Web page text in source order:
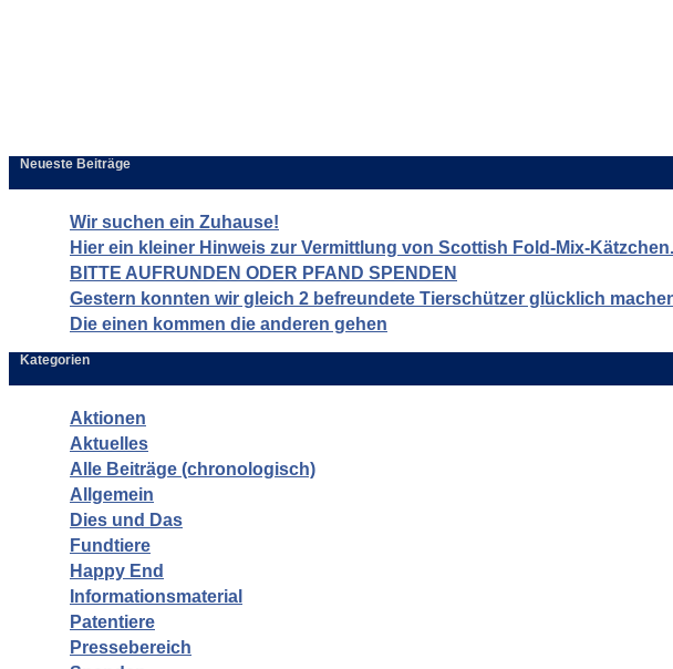
Neueste Beiträge
Wir suchen ein Zuhause!
Hier ein kleiner Hinweis zur Vermittlung von Scottish Fold-Mix-Kätzchen.
BITTE AUFRUNDEN ODER PFAND SPENDEN
Gestern konnten wir gleich 2 befreundete Tierschützer glücklich
Die einen kommen die anderen gehen
Kategorien
Aktionen
Aktuelles
Alle Beiträge (chronologisch)
Allgemein
Dies und Das
Fundtiere
Happy End
Informationsmaterial
Patentiere
Pressebereich